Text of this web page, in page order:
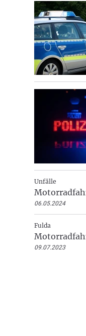
Unfälle
06.05.2024
Fulda
09.07.2023